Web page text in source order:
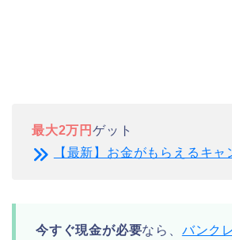
最大2万円 ゲット
【最新】お金がもらえるキ
今すぐ現金が必要なら、 バンク